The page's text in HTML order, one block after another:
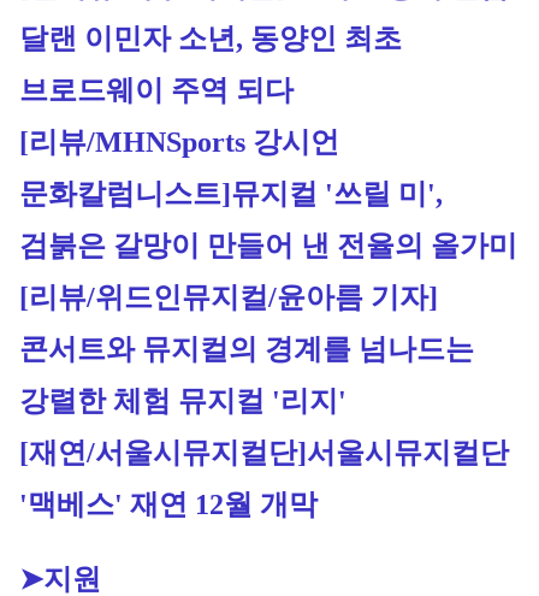
달랜 이민자 소년, 동양인 최초
브로드웨이 주역 되다
[리뷰/MHNSports 강시언
문화칼럼니스트]뮤지컬 '쓰릴 미',
검붉은 갈망이 만들어 낸 전율의 올가미
[리뷰/위드인뮤지컬/윤아름 기자]
콘서트와 뮤지컬의 경계를 넘나드는
강렬한 체험 뮤지컬 '리지'
[재연/서울시뮤지컬단]서울시뮤지컬단
'맥베스' 재연 12월 개막
➤지원